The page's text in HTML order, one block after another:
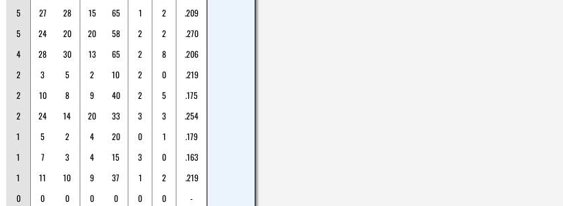
5 27 28 15 65 1 2
.209
5 24 20 20 58 2 2
.270
4 28 30 13 65 2 8
.206
2 3 5 2 10 2 0
.219
2 10 8 9 40 2 5
.175
2 24 14 20 33 3 3
.254
1 5 2 4 20 0 1
.179
1 7 3 4 15 3 0
.163
1 11 10 9 37 1 2
.219
0 0 0 0 0 0 0
-